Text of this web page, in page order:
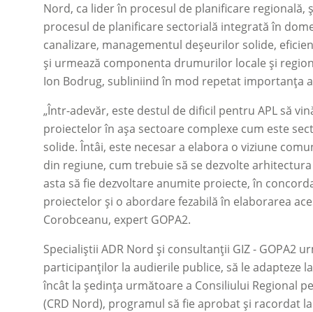
Nord, ca lider în procesul de planificare regională,
procesul de planificare sectorială integrată în
canalizare, managementul deșeurilor solide,
și urmează componenta drumurilor locale și
Ion Bodrug, subliniind în mod repetat importanța
„Într-adevăr, este destul de dificil pentru APL să
proiectelor în așa sectoare complexe cum este
solide. Întâi, este necesar a elabora o viziune
din regiune, cum trebuie să se dezvolte
asta să fie dezvoltare anumite proiecte, în
proiectelor și o abordare fezabilă în elaborarea
Corobceanu, expert GOPA2.
Specialiștii ADR Nord și consultanții GIZ - GOPA2
participanților la audierile publice, să le adapteze la
încât la ședința următoare a Consiliului Regional
(CRD Nord), programul să fie aprobat și racordat